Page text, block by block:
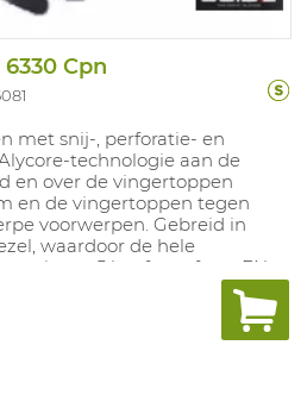
Cpn
met snij-, perforatie- en
technologie aan de
en over de vingertoppen
en de vingertoppen tegen
voorwerpen. Gebreid in
waardoor de hele
5 heeft conform EN
de vingertoppen tot over de
voor bijvoorbeeld